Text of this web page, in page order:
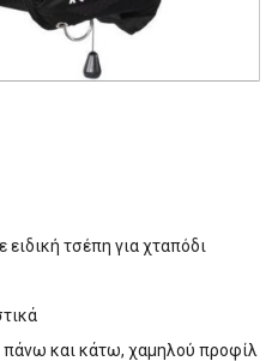
τσέπη για χταπόδι
πάνω και κάτω, χαμηλού προφίλ